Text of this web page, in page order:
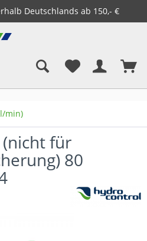
Deutschlands ab 150,- €
min)
für
80